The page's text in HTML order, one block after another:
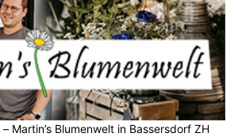
Martin’s Blumenwelt in Bassersdorf ZH